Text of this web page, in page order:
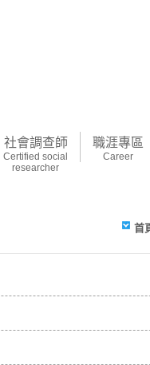
社會調查師
Certified social
researcher
職涯專區
Career
首